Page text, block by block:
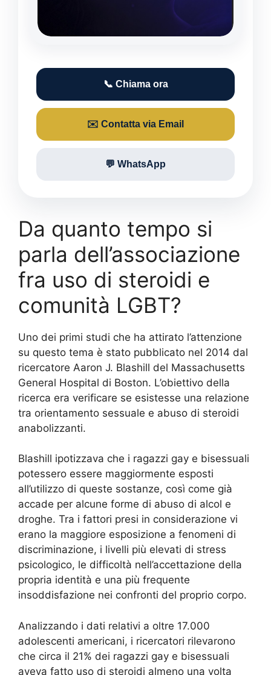
📞 Chiama ora
✉️ Contatta via Email
💬 WhatsApp
Da quanto tempo si
parla dell’associazione
fra uso di steroidi e
comunità LGBT?
Uno dei primi studi che ha attirato l’attenzione
su questo tema è stato pubblicato nel 2014 dal
ricercatore Aaron J. Blashill del Massachusetts
General Hospital di Boston. L’obiettivo della
ricerca era verificare se esistesse una relazione
tra orientamento sessuale e abuso di steroidi
anabolizzanti.
Blashill ipotizzava che i ragazzi gay e bisessuali
potessero essere maggiormente esposti
all’utilizzo di queste sostanze, così come già
accade per alcune forme di abuso di alcol e
droghe. Tra i fattori presi in considerazione vi
erano la maggiore esposizione a fenomeni di
discriminazione, i livelli più elevati di stress
psicologico, le difficoltà nell’accettazione della
propria identità e una più frequente
insoddisfazione nei confronti del proprio corpo.
Analizzando i dati relativi a oltre 17.000
adolescenti americani, i ricercatori rilevarono
che circa il 21% dei ragazzi gay e bisessuali
aveva fatto uso di steroidi almeno una volta